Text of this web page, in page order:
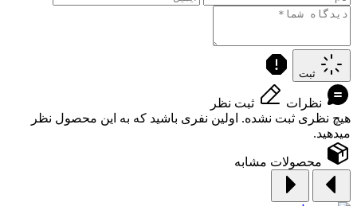
ثبت
نظرات
ثبت نظر
هیچ نظری ثبت نشده. اولین نفری باشید که به این محصول نظر
میدهید.
محصولات مشابه